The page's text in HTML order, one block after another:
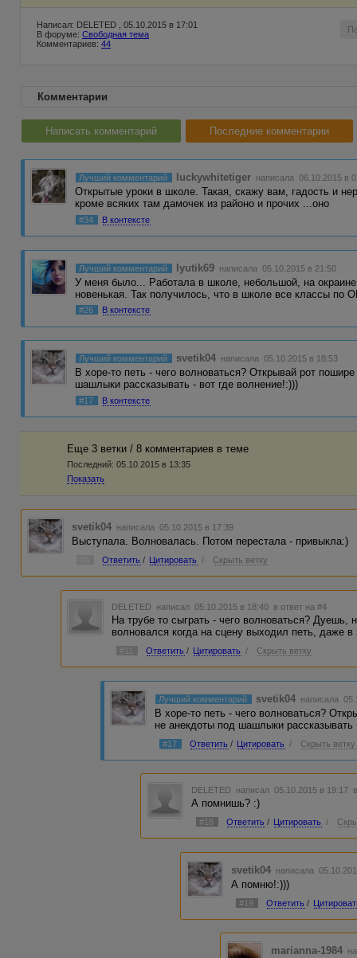
Написал: DELETED , 05.10.2015 в 17:01
В форуме: Свободная тема
Комментариев: 44
Комментарии
Написать комментарий Последние комментарии
Лучший комментарий luckywhitetiger написала 06.10.2015 в
Открытые уроки в школе. Такая, скажу вам, гадость и
кроме всяких там дамочек из районо и прочих ...оно
#34 В контексте
Лучший комментарий lyutik69 написала 05.10.2015 в 21:50
У меня было... Работала в школе, небольшой, на окраине
новенькая. Так получилось, что в школе все классы
#26 В контексте
Лучший комментарий svetik04 написала 05.10.2015 в 18:53
В хоре-то петь - чего волноваться? Открывай рот
шашлыки рассказывать - вот где волнение!:)))
#17 В контексте
Еще 3 ветки / 8 комментариев в темe
Последний: 05.10.2015 в 13:35
Показать
svetik04 написала 05.10.2015 в 17:39
Выступала. Волновалась. Потом перестала - привыкла:)
Ответить / Цитировать / Скрыть ветку
DELETED написал 05.10.2015 в 18:40 в ответ на #4
На трубе то сыграть - чего волноваться?
волновался когда на сцену выходил петь, даже
#11 Ответить / Цитировать / Скрыть ветку
Лучший комментарий svetik04 написала
В хоре-то петь - чего волноваться?
не анекдоты под шашлыки рассказывать
#17 Ответить / Цитировать / Скрыть ветку
DELETED написал 05.10.2015 в 19:17
А помнишь? :)
#18 Ответить / Цитировать /
svetik04 написала
А помню!:)))
#19 Ответить /
marianna-1984